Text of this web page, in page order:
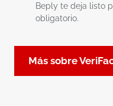
Beply te deja listo
obligatorio.
Más sobre